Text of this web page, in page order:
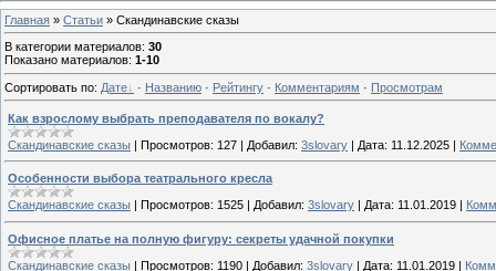
Главная » Статьи » Скандинавские сказы
В категории материалов: 30
Показано материалов: 1-10
Сортировать по: Дате · Названию · Рейтингу · Комментариям · Просмотрам
Как взрослому выбрать преподавателя по вокалу?
Скандинавские сказы | Просмотров: 127 | Добавил: 3slovary | Дата: 11.12.2025 |
Особенности выбора театрального кресла
Скандинавские сказы
Просмотров: 1525 Добавил: 3slovary Дата: 11.01.2019
Офисное платье на полную фигуру: секреты удачной покупки
Скандинавские сказы | Просмотров: 1190 | Добавил: 3slovary | Дата: 11.01.2019 |